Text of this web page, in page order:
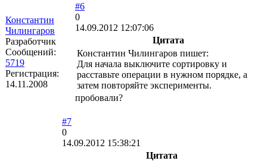
Константин
Чилингаров
Разработчик
Сообщений:
5719
Регистрация:
14.11.2008
#6
0
14.09.2012 12:07:06
Цитата
Константин Чилингаров пишет:
Для начала выключите сортировку и
расставьте операции в нужном порядке, а
затем повторяйте эксперименты.
пробовали?
#7
0
14.09.2012 15:38:21
Цитата